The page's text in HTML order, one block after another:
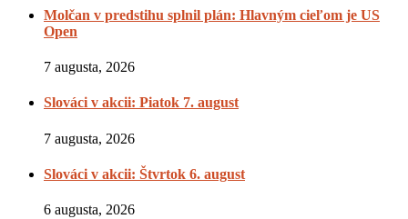
Molčan v predstihu splnil plán: Hlavným cieľom je US
Open
7 augusta, 2026
Slováci v akcii: Piatok 7. august
7 augusta, 2026
Slováci v akcii: Štvrtok 6. august
6 augusta, 2026